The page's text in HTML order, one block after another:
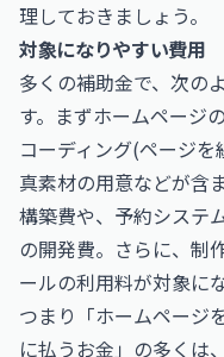
理しておきましょう。
対象になりやすい費用
多くの補助金で、次の
す。まずホームページ
コーディング(ページ
真素材の用意などが含
構築費や、予約システ
の開発費。さらに、制
ールの利用料が対象に
つまり「ホームページ
に払うお金」の多くは